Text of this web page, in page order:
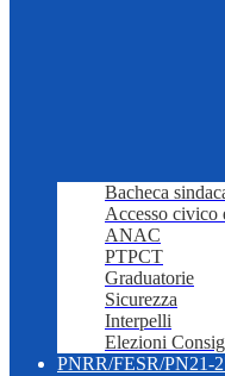
Bacheca
Accesso civico
ANAC
PTPCT
Graduatorie
Sicurezza
Interpelli
Elezioni
PNRR/FESR/PN21-